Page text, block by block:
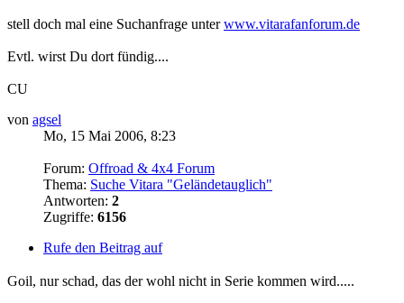
stell doch mal eine Suchanfrage unterwww.vitarafanforum.de
Evtl. wirst Du dort fündig....
CU
von agsel
Mo, 15 Mai 2006, 8:23
Forum: Offroad & 4x4 Forum
Thema: Suche Vitara "Geländetauglich"
Antworten: 2
Zugriffe: 6156
Rufe den Beitrag auf
Goil, nur schad, das der wohl nicht in Serie kommen wird.....